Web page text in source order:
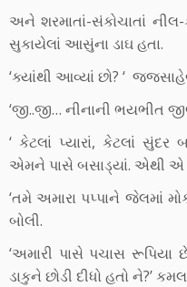
અને શરમાતાં-સંકોચાતાં
સુકાયેલાં આસુંના ડાઘ હતા.
‘ક્યાંથી આવ્યાં છો? ‘
‘જી..જી… નીનાની ભયભીત
‘ કેટલાં પ્યારાં, કેટલાં સુંદર
એમને પાસે બસાડ્યાં. એથી એ
‘તમે અમારા પપ્પાને જેલમાં
બોલી.
‘અમારી પાસે પચાસ
ડાકુને છોડી દીધો હતો ને?’